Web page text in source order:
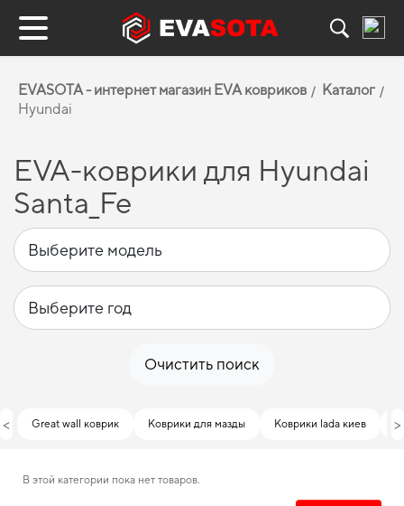
EVASOTA - интернет магазин EVA ковриков
Каталог
Hyundai
EVA-коврики для Hyundai
Santa_Fe
Очистить поиск
< Great wall коврик Коврики для мазды Коврики lada киев >
В этой категории пока нет товаров.